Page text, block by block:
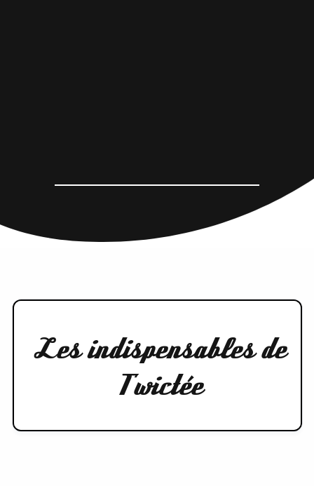
Les indispensables de
Twictée